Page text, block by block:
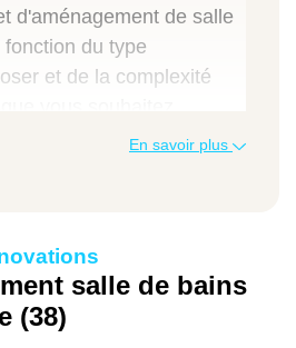
d'aménagement de salle
du type
et de la complexité
pour l'aménagement d'une
de prix en ligne
découvrir les coûts
prestations en
En savoir plus
salle de bains
(38)